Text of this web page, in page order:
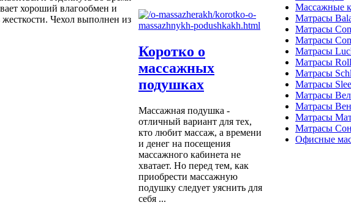
хороший влагообмен и
Чехол выполнен из
Коротко о
массажных
подушках
Массажная подушка -
отличный вариант для тех,
кто любит массаж, а времени
и денег на посещения
массажного кабинета не
хватает. Но перед тем, как
приобрести массажную
подушку следует уяснить для
себя ...
Массажные
Матрасы
Матрасы
Матрасы
Матрасы
Матрасы
Матрасы
Матрасы
Матрасы
Матрасы
Матрасы
Матрасы
Офисные